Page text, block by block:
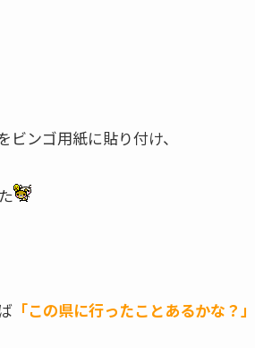
ンゴ用紙に貼り付け、
「この県に行ったことあるかな？」